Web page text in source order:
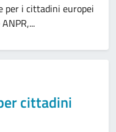
per i cittadini europei
cittadini